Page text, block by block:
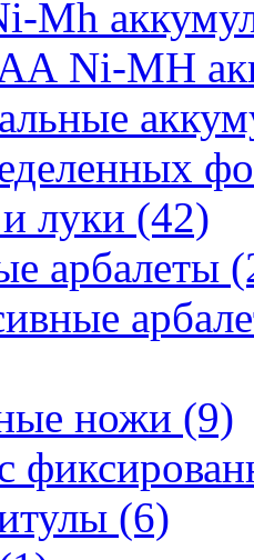
Mh
Ni-MH
луки (42)
арбалеты
ножи (9)
(6)